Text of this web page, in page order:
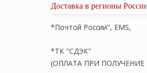
Доставка в регионы
*Почтой России", EMS,
*ТК "СДЭК"
(ОПЛАТА ПРИ ПОЛУЧЕНИЕ